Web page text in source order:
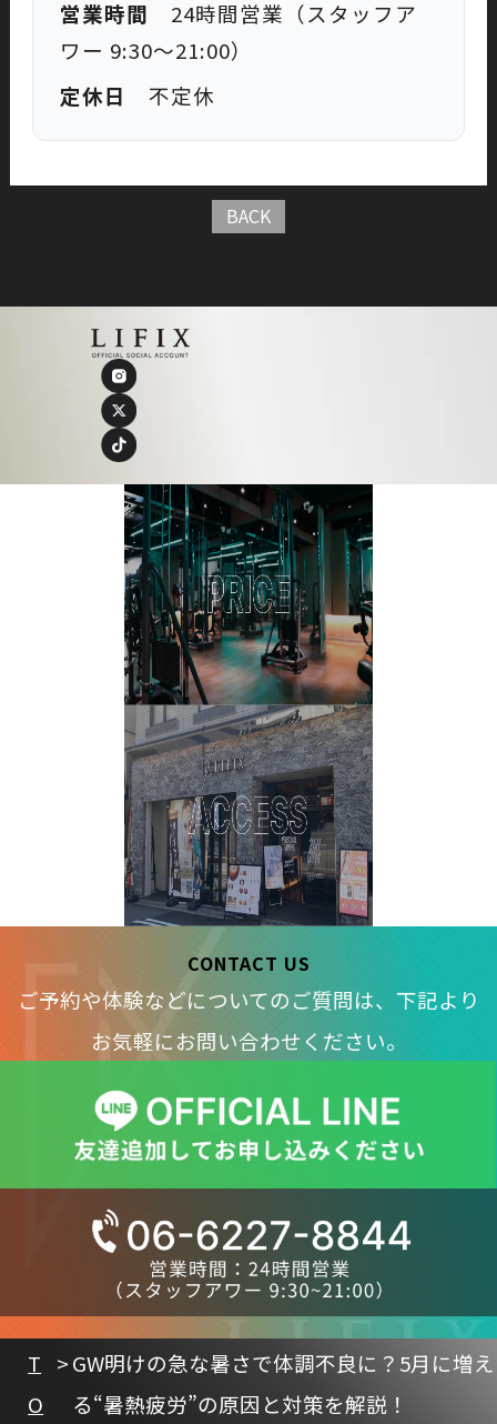
営業時間 24時間営業（スタッフア
ワー 9:30〜21:00）
定休日
不定休
BACK
CONTACT US
ご予約や体験などについてのご質問は、下記より
お気軽にお問い合わせください。
T
O
GW明けの急な暑さで体調不良に？5月に増え
る“暑熱疲労”の原因と対策を解説！